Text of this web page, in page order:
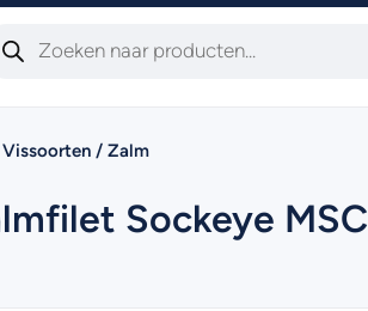
Vissoorten / Zalm
Sockeye MSC